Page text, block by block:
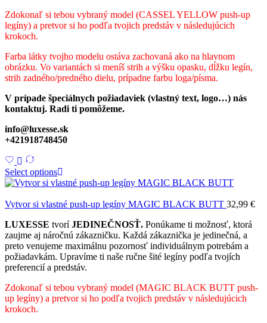
Zdokonaľ si tebou vybraný model (CASSEL YELLOW push-up
legíny) a pretvor si ho podľa tvojich predstáv v následujúcich
krokoch.
Farba látky tvojho modelu ostáva zachovaná ako na hlavnom
obrázku. Vo variantách si meníš strih a výšku opasku, dĺžku legín,
strih zadného/predného dielu, prípadne farbu loga/písma.
V prípade špeciálnych požiadaviek (vlastný text, logo…) nás
kontaktuj. Radi ti pomôžeme.
info@luxesse.sk
+421918748450
Select options
Vytvor si vlastné push-up legíny MAGIC BLACK BUTT 32,99 €
LUXESSE tvoríJEDINEČNOSŤ. Ponúkame ti možnosť, ktorá
zaujme aj náročnú zákazničku. Každá zákaznička je jedinečná, a
preto venujeme maximálnu pozornosť individuálnym potrebám a
požiadavkám. Upravíme ti naše ručne šité legíny podľa tvojích
preferencií a predstáv.
Zdokonaľ si tebou vybraný model (MAGIC BLACK BUTT push-
up legíny) a pretvor si ho podľa tvojich predstáv v následujúcich
krokoch.